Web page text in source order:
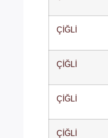
ÇİĞLİ
ÇİĞLİ
ÇİĞLİ
ÇİĞLİ